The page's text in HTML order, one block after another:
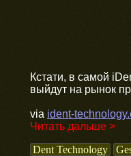
Кстати, в самой
выйдут на рынок
via ident-
Читать дальше >
Dent Technology